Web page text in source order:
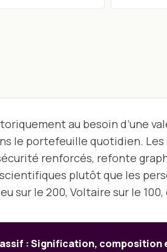
au besoin d’une
le portefeuille quotidien.
renforcés, refonte
plutôt que les
sur le 200, Voltaire sur le
: Signification, composition